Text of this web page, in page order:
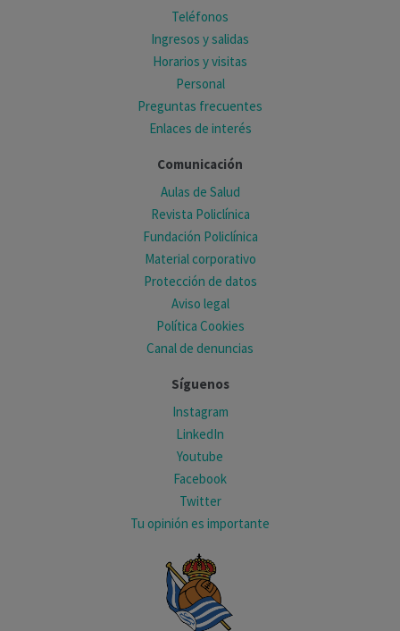
Teléfonos
Ingresos y salidas
Horarios y visitas
Personal
Preguntas frecuentes
Enlaces de interés
Comunicación
Aulas de Salud
Revista Policlínica
Fundación Policlínica
Material corporativo
Protección de datos
Aviso legal
Política Cookies
Canal de denuncias
Síguenos
Instagram
LinkedIn
Youtube
Facebook
Twitter
Tu opinión es importante